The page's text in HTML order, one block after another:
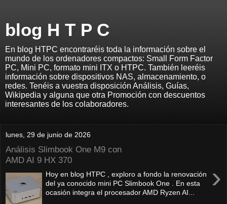
blog H T P C
En blog HTPC encontraréis toda la información sobre el
mundo de los ordenadores compactos: Small Form Factor
PC, Mini PC, formato mini ITX o HTPC. También leeréis
información sobre dispositivos NAS, almacenamiento, o
redes. Tenéis a vuestra disposición Análisis, Guías,
Wikipedia y alguna que otra Promoción con descuentos
interesantes de los colaboradores.
lunes, 29 de junio de 2026
Análisis Slimbook One M9 con
AMD AI 9 HX 370
›
Hoy en blog HTPC , exploro a fondo la renovación
del ya conocido mini PC Slimbook One . En esta
ocasión integra el procesador AMD Ryzen AI...